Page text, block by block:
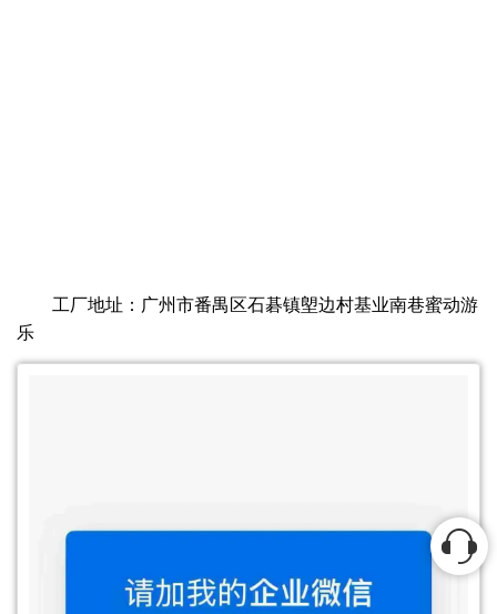
工厂地址：广州市番禺区石碁镇塱边村基业南巷蜜动游
乐